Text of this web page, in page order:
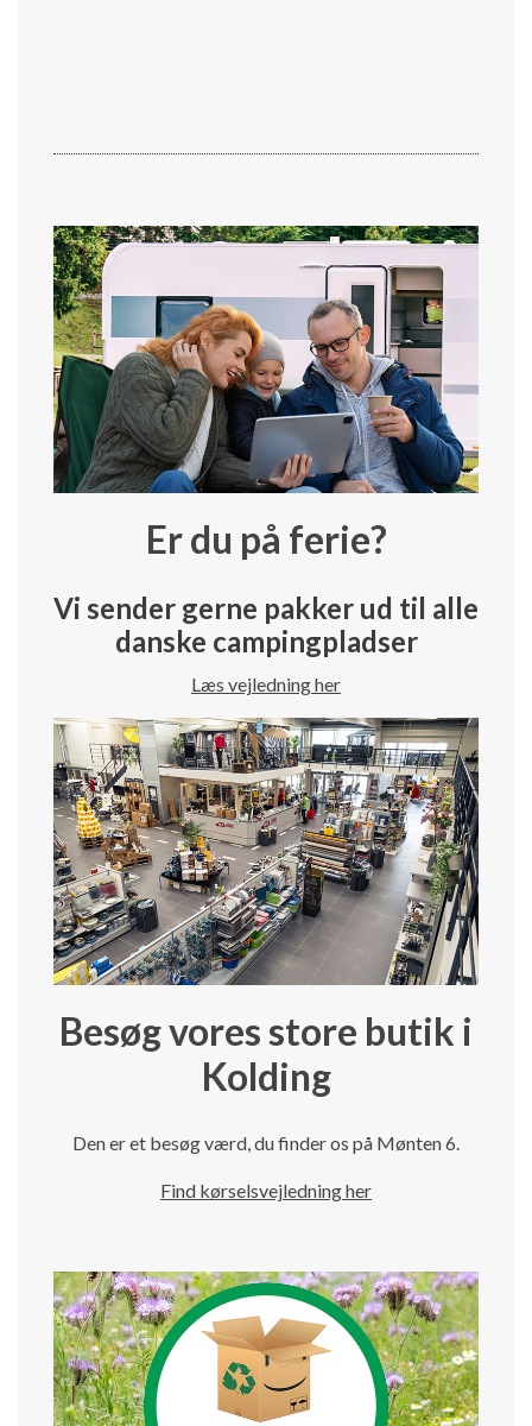
Er du på ferie?
Vi sender gerne pakker ud til alle
danske campingpladser
Læs vejledning her
Besøg vores store butik i
Kolding
Den er et besøg værd, du finder os på Mønten 6.
Find kørselsvejledning her